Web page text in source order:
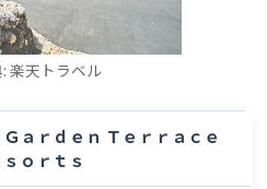
楽天トラベル
ａｒｄｅｎ Ｔｅｒｒａｃｅ
ｏｒｔｓ